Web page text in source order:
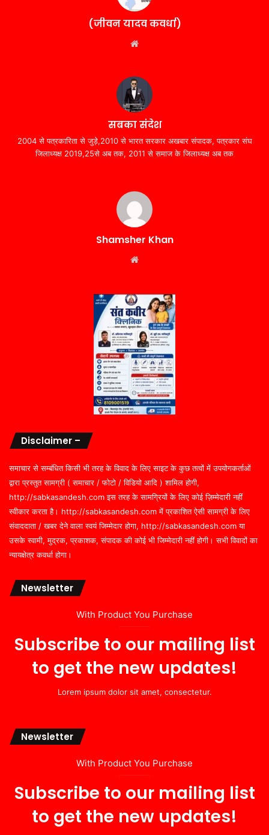
(जीवन यादव कवर्धा)
सबका संदेश
2004 से पत्रकारिता से जुड़े,2010 से भारत सरकार अखबार संपादक, पत्रकार संघ
जिलाध्यक्ष 2019,25से अब तक, 2011 से समाज के जिलाध्यक्ष अब तक
Shamsher Khan
Disclaimer –
समाचार से सम्बंधित किसी भी तरह के विवाद के लिए साइट के कुछ तत्वों में उपयोगकर्ताओं
द्वारा प्रस्तुत सामग्री ( समाचार / फोटो / विडियो आदि ) शामिल होगी,
http://sabkasandesh.com इस तरह के सामग्रियों के लिए कोई ज़िम्मेदारी नहीं
स्वीकार करता है। http://sabkasandesh.com में प्रकाशित ऐसी सामग्री के लिए
संवाददाता / खबर देने वाला स्वयं जिम्मेदार होगा, http://sabkasandesh.com या
उसके स्वामी, मुद्रक, प्रकाशक, संपादक की कोई भी जिम्मेदारी नहीं होगी। सभी विवादों का
न्यायक्षेत्र कवर्धा होगा।
Newsletter
With Product You Purchase
Subscribe to our mailing list
to get the new updates!
Lorem ipsum dolor sit amet, consectetur.
Newsletter
With Product You Purchase
Subscribe to our mailing list
to get the new updates!